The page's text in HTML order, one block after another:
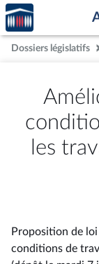
Aller au contenu
Aller en bas de la
Accèder
à la
page
d'accueil
Dossiers législatifs
les
Proposition de
conditions de